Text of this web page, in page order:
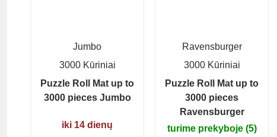
Jumbo
3000 Kūriniai
Puzzle Roll Mat up to
3000 pieces Jumbo
iki 14 dienų
Ravensburger
3000 Kūriniai
Puzzle Roll Mat up to
3000 pieces
Ravensburger
turime prekyboje (5)